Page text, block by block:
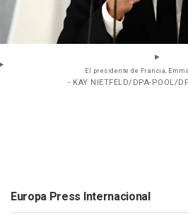
El presidente de Francia,
- KAY NIETFELD/DPA-POOL/
Europa Press Internacional